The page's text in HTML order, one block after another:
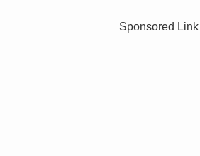
Sponsored Link